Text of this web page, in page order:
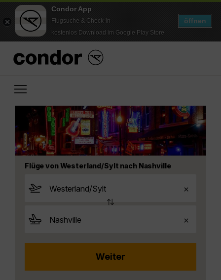
Condor App
Flugsuche & Check-in
kostenlos Download im Google Play Store
öffnen
Flüge von Westerland/Sylt nach Nashville